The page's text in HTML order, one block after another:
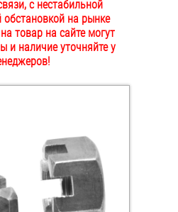
с нестабильной
обстановкой на рынке
товар на сайте могут
и наличие уточняйте у